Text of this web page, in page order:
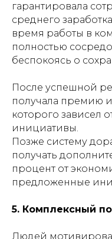
гарантировала
среднего
время работы в
полностью
беспокоясь о
После успешной
получала премию
которого зависел
инициативы.
Позже систему
получать
процент от
предложенные
5. Комплексный
Людей